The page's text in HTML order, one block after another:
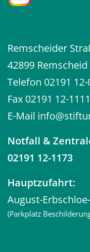
Remscheider
42899 Remscheid
Telefon 02191 12-
Fax 02191 12-1111
E-Mail
Notfall &
02191 12-1173
Hauptzufahrt:
August-
(Parkplatz